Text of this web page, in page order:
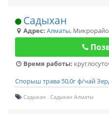
Садыхан
Адрес: Алматы,
Время работы:
Спорыш трава 50,0г ф/чай
Садыхан Садыхан Алматы